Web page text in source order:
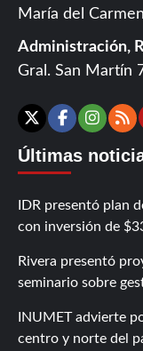
María del
Administración,
Gral. San Martín
X
Últimas
IDR presentó plan
con inversión de
Rivera presentó
seminario sobre
INUMET advierte
centro y norte del